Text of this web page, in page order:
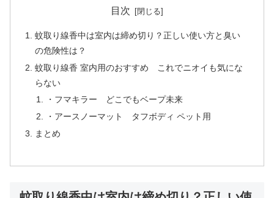
目次
蚊取り線香中は室内は締め切り？正しい使い方と臭い
の危険性は？
蚊取り線香 室内用のおすすめ これでニオイも気にな
らない
・フマキラー どこでもベープ未来
・アースノーマット タフボディ ペット用
まとめ